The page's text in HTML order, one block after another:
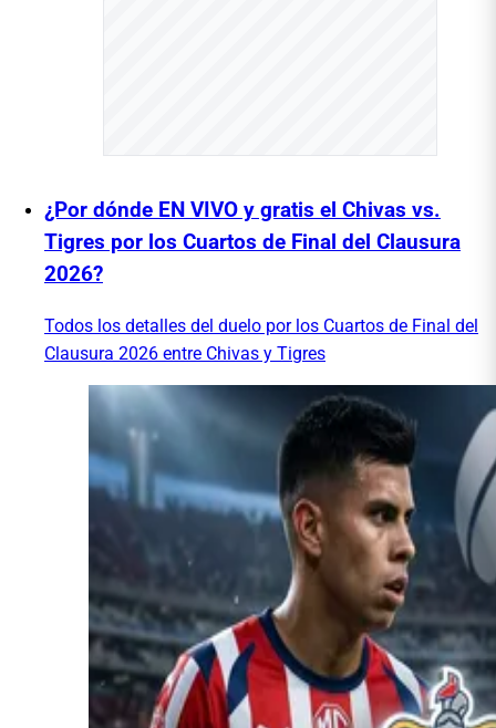
¿Por dónde EN VIVO y gratis el Chivas vs.
Tigres por los Cuartos de Final del Clausura
2026?
Todos los detalles del duelo por los Cuartos de Final del
Clausura 2026 entre Chivas y Tigres